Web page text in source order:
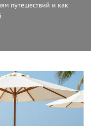
путешествий и как